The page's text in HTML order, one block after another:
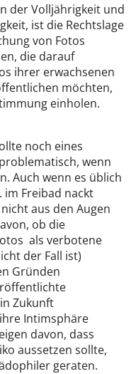
der Volljährigkeit und
ist die Rechtslage
von Fotos
die darauf
ihrer erwachsenen
möchten,
einholen.
noch eines
wenn
Auch wenn es üblich
im Freibad nackt
aus den Augen
ob die
als verbotene
der Fall ist)
Gründen
Zukunft
Intimsphäre
davon, dass
aussetzen sollte,
geraten.